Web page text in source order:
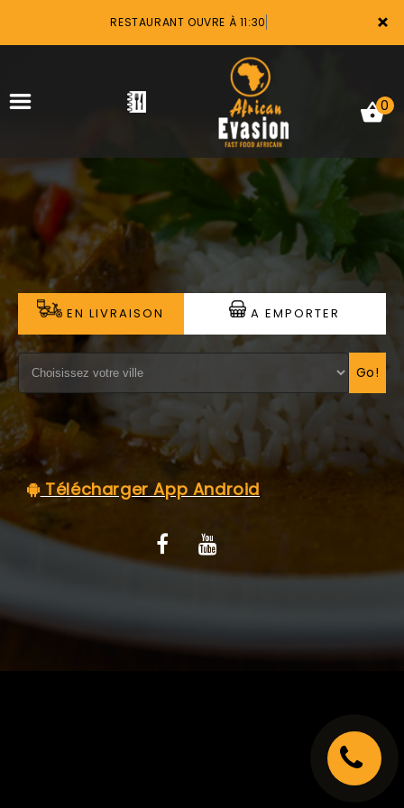
×
RESTAURANT OUVRE À 11:30
ACCUEIL
LA CARTE
VOTRE COMPTE
NOTRE RESTAURANT
VOS AVIS
MENTIONS LÉGALES
C.G.V
0
EN LIVRAISON A EMPORTER
Go!
Télécharger App Android